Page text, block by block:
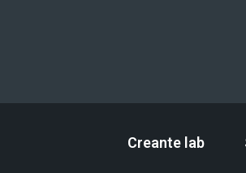
Creante lab